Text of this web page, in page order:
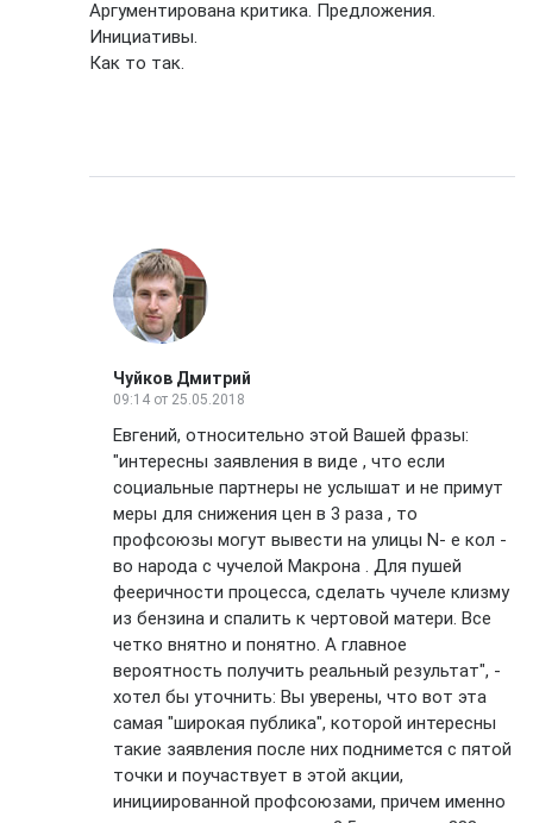
Аргументирована критика. Предложения.
Инициативы.
Как то так.
Чуйков Дмитрий
09:14 от 25.05.2018
Евгений, относительно этой Вашей фразы:
"интересны заявления в виде , что если
социальные партнеры не услышат и не примут
меры для снижения цен в 3 раза , то
профсоюзы могут вывести на улицы N- е кол -
во народа с чучелой Макрона . Для пушей
фееричности процесса, сделать чучеле клизму
из бензина и спалить к чертовой матери. Все
четко внятно и понятно. А главное
вероятность получить реальный результат", -
хотел бы уточнить: Вы уверены, что вот эта
самая "широкая публика", которой интересны
такие заявления после них поднимется с пятой
точки и поучаствует в этой акции,
инициированной профсоюзами, причем именно